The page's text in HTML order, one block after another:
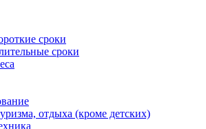
сроки
сроки
отдыха (кроме детских)